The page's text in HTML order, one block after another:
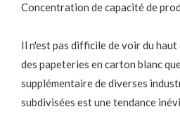
Concentration de capacité de
Il n'est pas difficile de voir du
des papeteries en carton blanc
supplémentaire de diverses
subdivisées est une tendance